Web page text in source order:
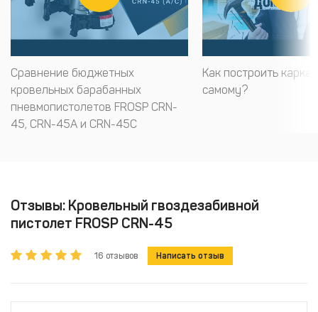
Сравнение бюджетных
кровельных барабанных
пневмопистолетов FROSP CRN-
45, CRN-45A и CRN-45С
Как построить
самому?
Отзывы: Кровельный гвоздезабивной
пистолет FROSP CRN-45
16 отзывов Написать отзыв